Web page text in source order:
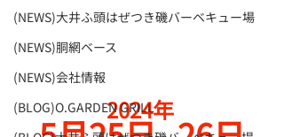
(NEWS)大井ふ頭はぜつき磯バーベキュー場
(NEWS)胴網ベース
(NEWS)会社情報
(BLOG)O.GARDEN GRILL
2024年